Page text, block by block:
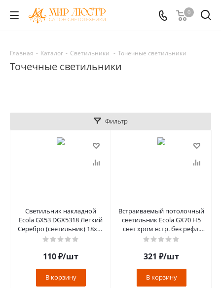
0
Главная - Каталог - Светильники - Точечные светильники
Точечные светильники
Фильтр
Светильник накладной
Ecola GX53 DGX5318 Легкий
Серебро (светильник) 18х88
FS53FFECD
110₽/шт
В корзину
Встраиваемый потолочный
светильник Ecola GX70 H5
свет хром встр. без рефл.
53х151(kd135) FC70H5ECB
321 ₽/шт
В корзину